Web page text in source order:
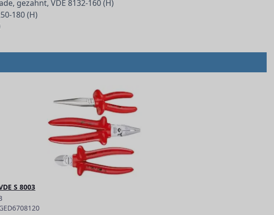
gezahnt, VDE 8132-160 (H)
180 (H)
S 8003